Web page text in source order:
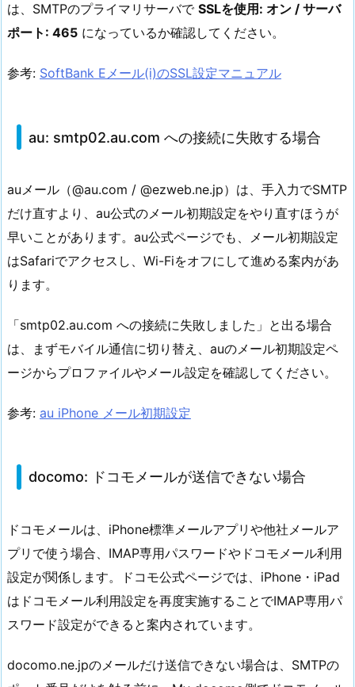
は、SMTPのプライマリサーバで SSLを使用: オン / サーバ
ポート: 465 になっているか確認してください。
参考: SoftBank Eメール(i)のSSL設定マニュアル
au: smtp02.au.com への接続に失敗する場合
auメール（@au.com / @ezweb.ne.jp）は、手入力でSMTP
だけ直すより、au公式のメール初期設定をやり直すほうが
早いことがあります。au公式ページでも、メール初期設定
はSafariでアクセスし、Wi-Fiをオフにして進める案内があ
ります。
「smtp02.au.com への接続に失敗しました」と出る場合
は、まずモバイル通信に切り替え、auのメール初期設定ペ
ージからプロファイルやメール設定を確認してください。
参考: au iPhone メール初期設定
docomo: ドコモメールが送信できない場合
ドコモメールは、iPhone標準メールアプリや他社メールア
プリで使う場合、IMAP専用パスワードやドコモメール利用
設定が関係します。ドコモ公式ページでは、iPhone・iPad
はドコモメール利用設定を再度実施することでIMAP専用パ
スワード設定ができると案内されています。
docomo.ne.jpのメールだけ送信できない場合は、SMTPの